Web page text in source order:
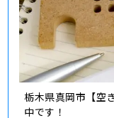
栃木県真岡市【空
中です！